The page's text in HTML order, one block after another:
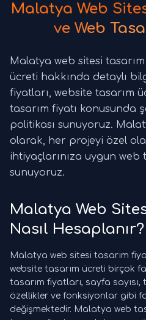
Malatya Web
ve Web
Malatya web sitesi
ücreti hakkında detaylı
fiyatları, website tasarım
tasarım fiyatı konusunda
politikası sunuyoruz.
olarak, her projeyi özel
ihtiyaçlarınıza uygun web
sunuyoruz.
Malatya Web
Nasıl Hesaplanır?
Malatya web sitesi tasarım
website tasarım ücreti birçok
tasarım fiyatları, sayfa sayısı,
özellikler ve fonksiyonlar gibi
değişmektedir. Malatya web